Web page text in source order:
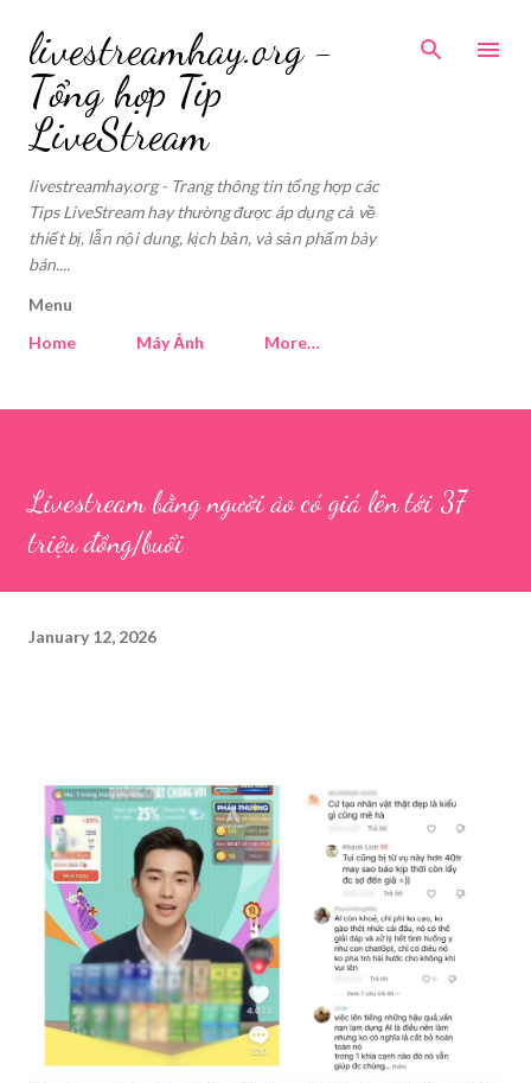
Skip to main content
livestreamhay.org -
Tổng hợp Tip
LiveStream
livestreamhay.org - Trang thông tin tổng hợp các
Tips LiveStream hay thường được áp dụng cả về
thiết bị, lẫn nội dung, kịch bản, và sản phẩm bày
bán....
Menu
Home
Máy Ảnh More…
Livestream bằng người ảo có giá lên tới 37
triệu đồng/buổi
January 12, 2026